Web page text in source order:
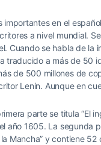
importantes en el
a nivel mundial.
Cuando se habla de
traducido a más de 50
de 500 millones de
Lenin. Aunque en
parte se titula “El
año 1605. La segunda
Mancha” y contiene 52